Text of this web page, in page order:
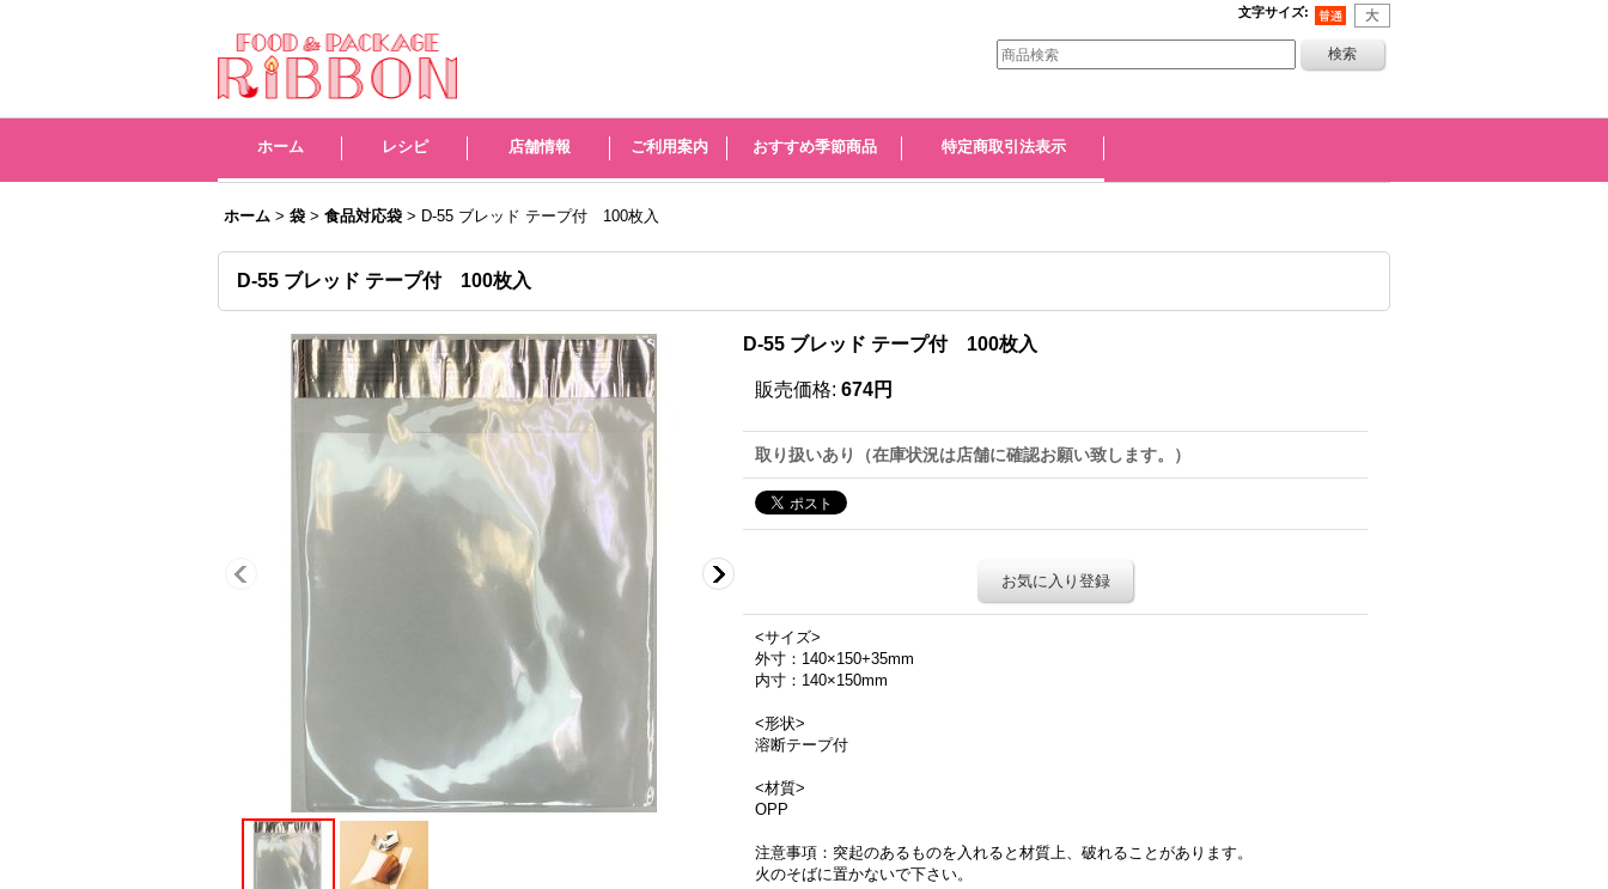
文字サイズ:
レシピ 店舗情報 ご利用案内 おすすめ季節商品 特定商取引法表示
ホーム > 袋 > 食品対応袋 > D-55 ブレッド テープ付 100枚入
D-55 ブレッド テープ付 100枚入
D-55 ブレッド テープ付 100枚入
販売価格: 674円
取り扱いあり（在庫状況は店舗に確認お願い致します。）
お気に入り登録
<サイズ>
外寸：140×150+35mm
内寸：140×150mm
<形状>
溶断テープ付
<材質>
OPP
注意事項：突起のあるものを入れると材質上、破れることがあります。
火のそばに置かないで下さい。